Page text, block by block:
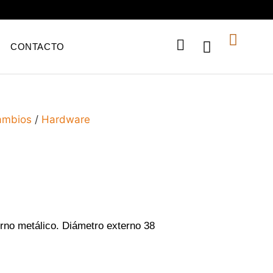
CONTACTO
/ Hardware
metálico. Diámetro externo 38